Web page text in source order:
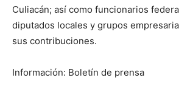
Culiacán; así como funcionarios
diputados locales y grupos
sus contribuciones.
Información: Boletín de prensa